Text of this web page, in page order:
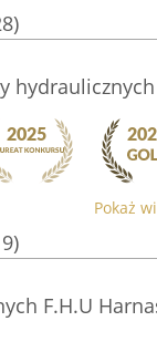
hydraulicznych
Pokaż
F.H.U